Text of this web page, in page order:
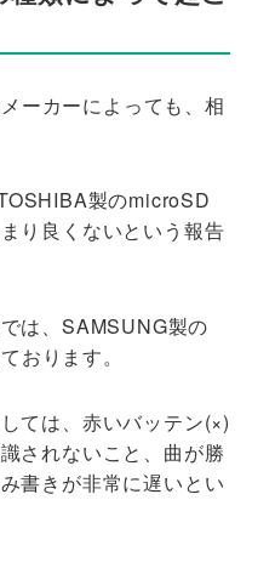
ーカーによっても、相
製のmicroSD
り良くないという報告
は、SAMSUNG製の
おります。
ては、赤いバッテン(×)
されないこと、曲が勝
書きが非常に遅いとい